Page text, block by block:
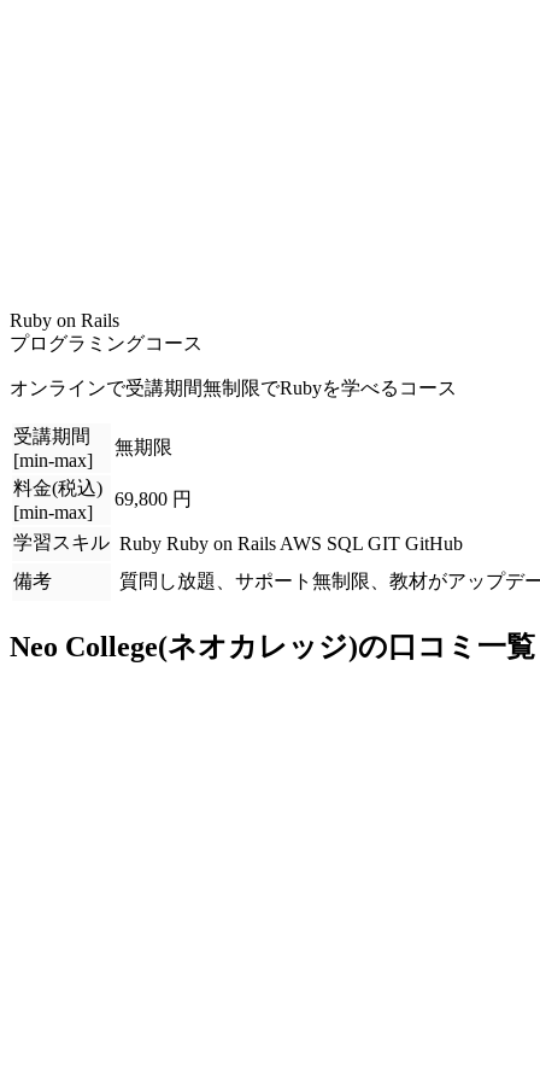
Ruby on Rails
プログラミングコース
オンラインで受講期間無制限でRubyを学べるコース
受講期間
[min-max]
無期限
料金(税込)
[min-max]
69,800 円
学習スキル Ruby Ruby on Rails AWS SQL GIT GitHub
備考
質問し放題、サポート無制限、教材がアップデ
Neo College(ネオカレッジ)の口コミ一覧